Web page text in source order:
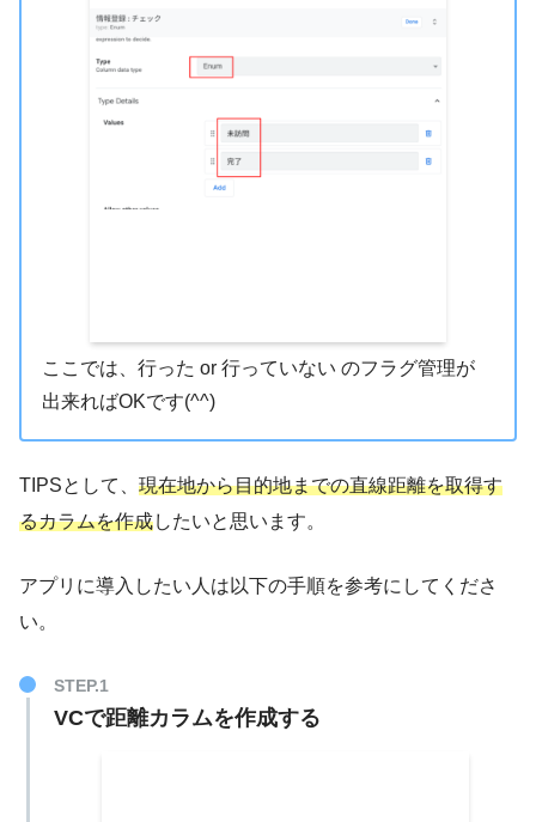
ここでは、行った or 行っていない のフラグ管理が
出来ればOKです(^^)
TIPSとして、 現在地から目的地までの直線距離を取得す
るカラムを作成したいと思います。
アプリに導入したい人は以下の手順を参考にしてくださ
い。
VCで距離カラムを作成する